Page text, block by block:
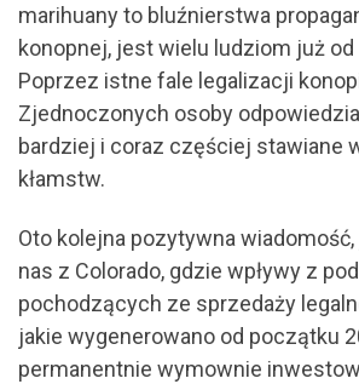
marihuany to bluźnierstwa
konopnej, jest wielu ludziom już
Poprzez istne fale legalizacji
Zjednoczonych osoby
bardziej i coraz częściej stawiane
kłamstw.
Oto kolejna pozytywna
nas z Colorado, gdzie wpływy z
pochodzących ze sprzedaży
jakie wygenerowano od początku
permanentnie wymownie